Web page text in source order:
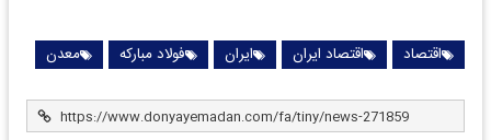
اقتصاد اقتصاد ایران ایران فولاد مبارکه معدن